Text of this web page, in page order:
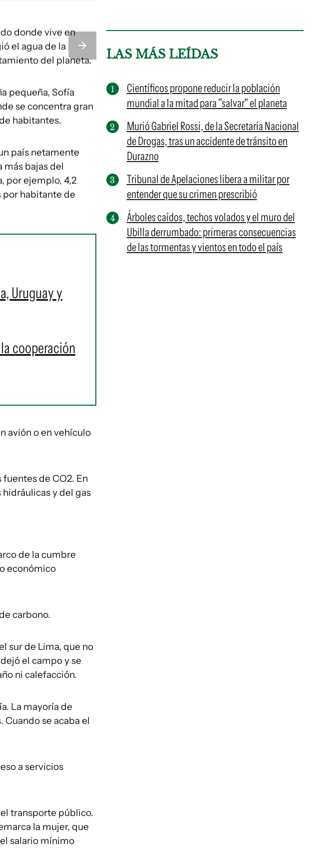
donde vive en
el agua de la
del planeta.
pequeña, Sofía
se concentra gran
habitantes.
país netamente
más bajas del
por ejemplo, 4,2
por habitante de
Uruguay y
cooperación
avión o en vehículo
de CO2. En
y del gas
de la cumbre
económico
carbono.
sur de Lima, que no
el campo y se
ni calefacción.
La mayoría de
se acaba el
a servicios
el transporte público.
la mujer, que
salario mínimo
LAS MÁS LEÍDAS
Científicos propone reducir la población
mundial a la mitad para "salvar" el planeta
Murió Gabriel Rossi, de la Secretaría Nacional
de Drogas, tras un accidente de tránsito en
Durazno
Tribunal de Apelaciones libera a militar por
entender que su crimen prescribió
Árboles caídos, techos volados y el muro del
Ubilla derrumbado: primeras consecuencias
de las tormentas y vientos en todo el país